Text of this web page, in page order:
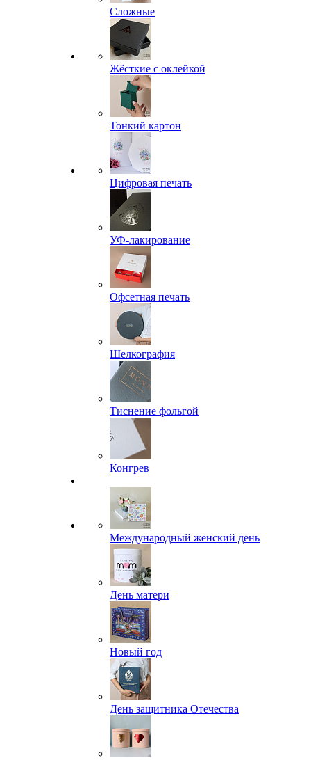
Сложные
Жёсткие с оклейкой
Тонкий картон
Цифровая печать
УФ-лакирование
Офсетная печать
Шелкография
Тиснение фольгой
Конгрев
Международный женский день
День матери
Новый год
День защитника Отечества